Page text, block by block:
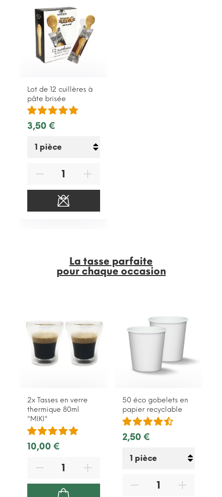
Lot de 12 cuillères à
pâte brisée
3,50 €
La tasse parfaite
pour chaque occasion
2x Tasses en verre
thermique 80ml
"MIKI"
10,00 €
50 éco gobelets en
papier recyclable
2,50 €